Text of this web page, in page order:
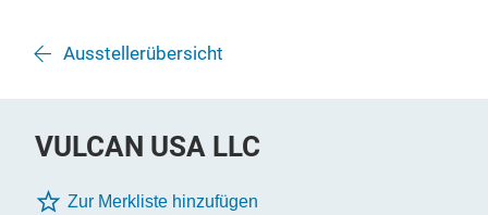
Ausstellerübersicht
VULCAN USA LLC
Zur Merkliste hinzufügen